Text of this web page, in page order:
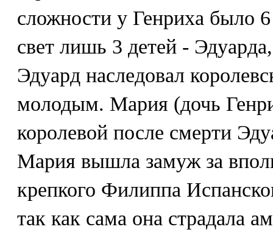
сложности у Генриха было
свет лишь 3 детей -
Эдуард наследовал
молодым. Мария (дочь
королевой после смерти
Мария вышла замуж за
крепкого Филиппа
так как сама она страдала